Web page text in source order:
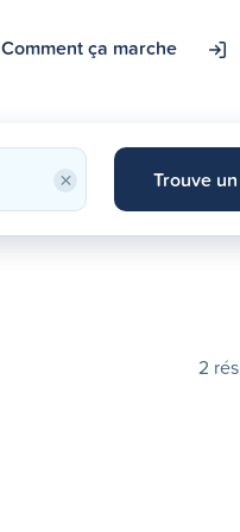
Comment ça marche
× Trouve
2